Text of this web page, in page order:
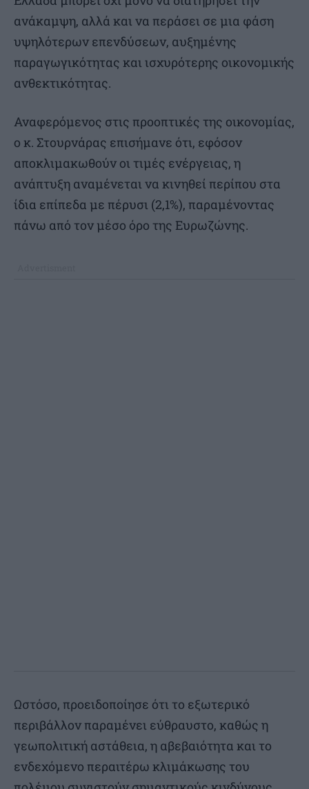
ανάκαμψη, αλλά και να περάσει σε μια φάση
υψηλότερων επενδύσεων, αυξημένης
παραγωγικότητας και ισχυρότερης οικονομικής
ανθεκτικότητας.
Αναφερόμενος στις προοπτικές της οικονομίας,
ο κ. Στουρνάρας επισήμανε ότι, εφόσον
αποκλιμακωθούν οι τιμές ενέργειας, η
ανάπτυξη αναμένεται να κινηθεί περίπου στα
ίδια επίπεδα με πέρυσι (2,1%), παραμένοντας
πάνω από τον μέσο όρο της Ευρωζώνης.
Ωστόσο, προειδοποίησε ότι το εξωτερικό
περιβάλλον παραμένει εύθραυστο, καθώς η
γεωπολιτική αστάθεια, η αβεβαιότητα και το
ενδεχόμενο περαιτέρω κλιμάκωσης του